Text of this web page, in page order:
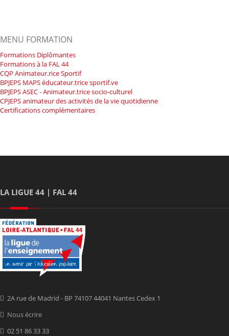
MENU FORMATION
Formations Diplômantes
Formations à la FAL 44
CQP Animateur.rice Sportif
BPJEPS MAPS éducateur.trice sportif.ve
BPJEPS ASEC - Animateur.trice socio-culturel
CPJEPS animateur des activités de la vie quotidienne
Certifications complémentaires
LA LIGUE 44 | FAL 44
2A rue de Madrid - BP 74107 44041 Nantes Cedex 1
Nous écrire
02 51 86 33 33